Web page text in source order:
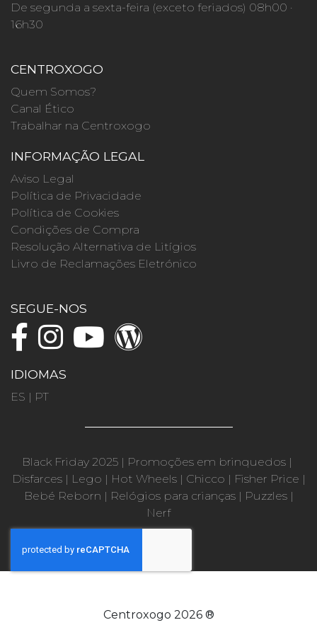
De segunda a sexta-feira (exceto feriados) 08h00 ·
16h30
CENTROXOGO
Quem Somos?
Canal Ético
Trabalhar na Centroxogo
INFORMAÇÃO LEGAL
Aviso Legal
Política de Privacidade
Política de Cookies
Condições de Compra
Resolução Alternativa de Litígios
Livro de Reclamações Eletrónico
SEGUE-NOS
IDIOMAS
ES | PT
Black Friday 2025 | Promoções em brinquedos |
Disfarces| Lego | Hot Wheels| Chicco | Fisher Price |
Bebé Reborn | Relógios para crianças| Puzzles|
Nerf
Centroxogo 2026 ®